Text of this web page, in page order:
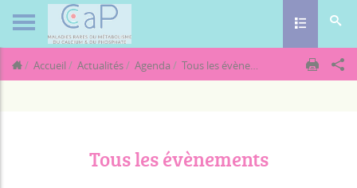
Toggle
Accueil Actualités Agenda Tous les évènements
Tous les évènements